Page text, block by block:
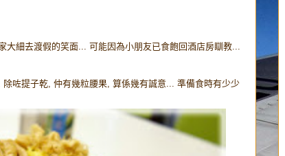
細去渡假的笑面... 可能因為小朋友已食飽回酒店房瞓教...
咗提子乾, 仲有幾粒腰果, 算係幾有誠意... 準備食時有少少